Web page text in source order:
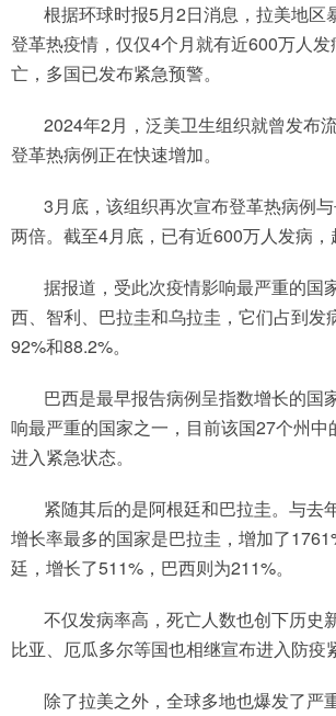
根据环球时报5月2日消息，拉美地区
登革热疫情，仅仅4个月就有近600万人
亡，多国已发布紧急预警。
2024年2月，泛美卫生组织就曾发布
登革热病例正在快速增加。
3月底，该组织再次宣布登革热病例
两倍。截至4月底，已有近600万人发病，
据报道，受此次疫情影响最严重的国
西、智利、巴拉圭和乌拉圭，它们占到发
92%和88.2%。
巴西是最早报告病例呈指数增长的国
响最严重的国家之一，目前该国27个州中
进入紧急状态。
紧随其后的是阿根廷和巴拉圭。与去
增长率最多的国家是巴拉圭，增加了
廷，增长了511%，巴西则为211%。
不仅发病率高，死亡人数也创下历史
比亚、厄瓜多尔等国也相继宣布进入防疫
除了拉美之外，全球多地也爆发了严